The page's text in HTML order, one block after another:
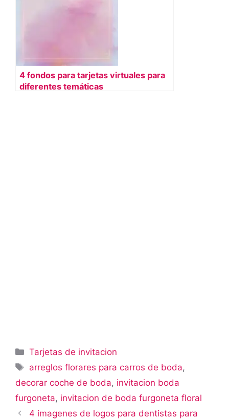
4 fondos para tarjetas virtuales para
diferentes temáticas
Categorías
Tarjetas de invitacion
Etiquetas
arreglos florares para carros de boda,
decorar coche de boda, invitacion boda
furgoneta, invitacion de boda furgoneta floral
4 imagenes de logos para dentistas para